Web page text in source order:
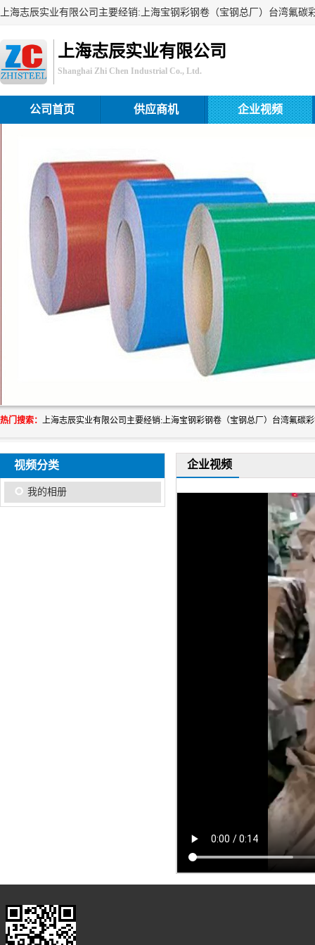
上海志辰实业有限公司
Shanghai Zhi Chen Industrial Co., Ltd.
公司首页 供应商机 企业视频
热门搜索：
视频分类
我的相册
企业视频